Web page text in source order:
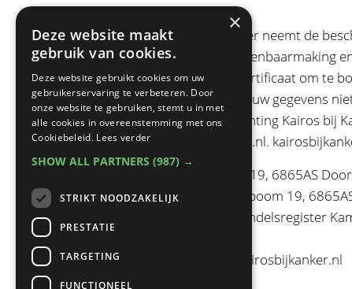
Stichting Kairos bij Kanker neemt de
toegang, ongewenste openbaarmaking
een betrouwbaar SSL Certificaat om te
Als u de indruk heeft dat uw gegevens
beveiliging van door Stichting Kairos bij
welkom@kairosbijkanker.nl.
Postadres:Kapelleboom 19, 6865AS
Vestigingsadres: Kapelleboom 19,
Inschrijvingsnummer handelsregister
E-mailadres:
welkom@kairosbijkanker.nl
×
Deze website maakt
gebruik van cookies.
Deze website gebruikt cookies om uw
gebruikerservaring te verbeteren. Door
onze website te gebruiken, stemt u in met
alle cookies in overeenstemming met ons
Cookiebeleid. Lees verder
SHOW ALL PARTNERS (987) →
STRIKT NOODZAKELIJK
PRESTATIE
TARGETING
FUNCTIONEEL